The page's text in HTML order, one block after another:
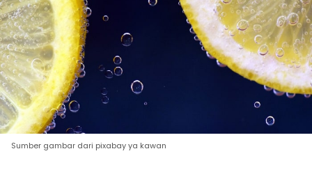
Sumber gambar dari pixabay ya kawan